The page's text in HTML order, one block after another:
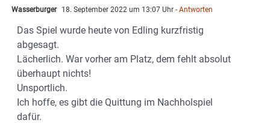
Wasserburger 18. September 2022 um 13:07 Uhr - Antworten
Das Spiel wurde heute von Edling kurzfristig
abgesagt.
Lächerlich. War vorher am Platz, dem fehlt absolut
überhaupt nichts!
Unsportlich.
Ich hoffe, es gibt die Quittung im Nachholspiel
dafür.